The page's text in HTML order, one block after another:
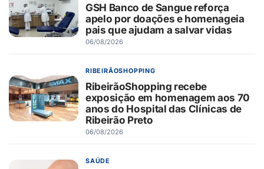
GSH Banco de Sangue reforça
apelo por doações e homenageia
pais que ajudam a salvar vidas
06/08/2026
RIBEIRÃOSHOPPING
RibeirãoShopping recebe
exposição em homenagem aos 70
anos do Hospital das Clínicas de
Ribeirão Preto
06/08/2026
SAÚDE